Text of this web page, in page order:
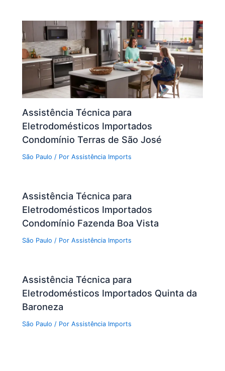
Assistência Técnica para
Eletrodomésticos Importados
Condomínio Terras de São José
São Paulo / PorAssistência Imports
Assistência Técnica para
Eletrodomésticos Importados
Condomínio Fazenda Boa Vista
São Paulo / PorAssistência Imports
Assistência Técnica para
Eletrodomésticos Importados Quinta da
Baroneza
São Paulo / PorAssistência Imports